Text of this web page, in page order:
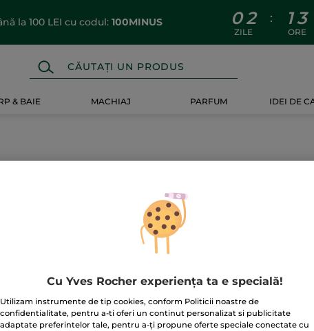
la 100 LEI cu codul: 100MINUS 0 2
ZILE
: 13
ORE
& BAIE MACHIAJ PARFUM IDEI DE
-26%
Cu Yves Rocher experiența ta e specială!
Utilizam instrumente de tip cookies, conform Politicii noastre de
confidentialitate, pentru a-ti oferi un continut personalizat si publicitate
adaptate preferintelor tale, pentru a-ți propune oferte speciale conectate cu